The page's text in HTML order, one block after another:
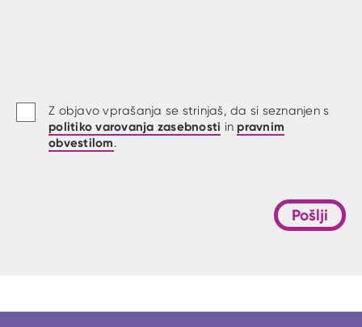
Z objavo vprašanja se strinjaš, da si seznanjen s
politiko varovanja zasebnosti in pravnim
obvestilom.
Pošlji